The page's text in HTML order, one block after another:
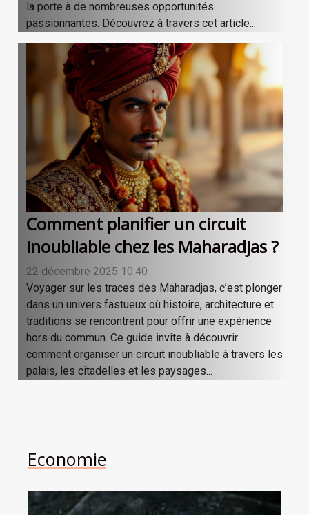
la porte à de nombreuses opportunités
passionnantes. Découvrez à travers cet article...
Comment planifier un circuit
inoubliable chez les Maharadjas ?
22 décembre 2025 10:40
Voyager sur les traces des Maharadjas, c’est plonger
dans un univers fastueux où histoire, architecture et
traditions se rencontrent pour offrir une expérience
hors du commun. Ce guide invite à découvrir
comment organiser un circuit inoubliable à travers les
palais, les citadelles et les paysages...
Economie